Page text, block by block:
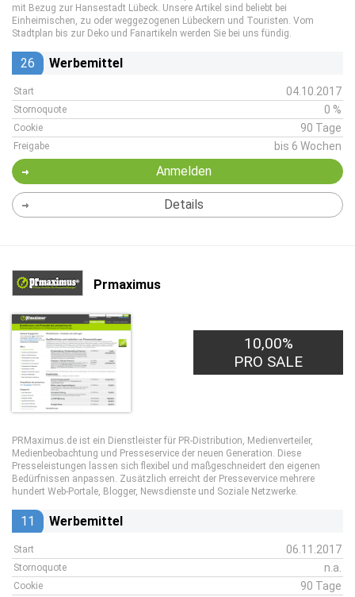
mit Bezug zur Hansestadt Lübeck. Unsere Artikel sind beliebt bei
Einheimischen, zu oder weggezogenen Lübeckern und Touristen. Vom
Stadtplan bis zur Deko und Fanartikeln werden Sie bei uns fündig.
26 Werbemittel
Start 04.10.2017
Stornoquote 0 %
Cookie 90 Tage
Freigabe bis 6 Wochen
Anmelden
Details
Prmaximus
2,00€
PRO LEAD
10,00%
PRO SALE
PRMaximus.de ist ein Dienstleister für PR-Distribution, Medienverteiler,
Medienbeobachtung und Presseservice der neuen Generation. Diese
Presseleistungen lassen sich flexibel und maßgeschneidert den eigenen
Bedürfnissen anpassen. Zusätzlich erreicht der Pressevervice mehrere
hundert Web-Portale, Blogger, Newsdienste und Soziale Netzwerke.
11 Werbemittel
Start 06.11.2017
Stornoquote n.a.
Cookie 90 Tage